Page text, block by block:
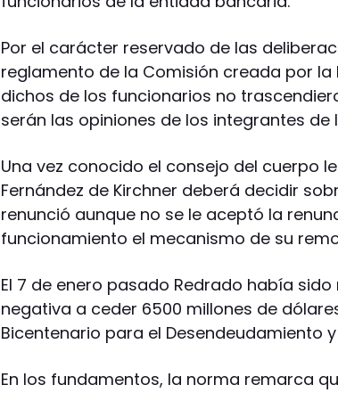
Por el carácter reservado de las
reglamento de la Comisión creada por la
dichos de los funcionarios no
serán las opiniones de los integrantes de
Una vez conocido el consejo del cuerpo
Fernández de Kirchner deberá decidir
renunció aunque no se le aceptó la
funcionamiento el mecanismo de su
El 7 de enero pasado Redrado había
negativa a ceder 6500 millones de
Bicentenario para el Desendeudamiento
En los fundamentos, la norma remarca